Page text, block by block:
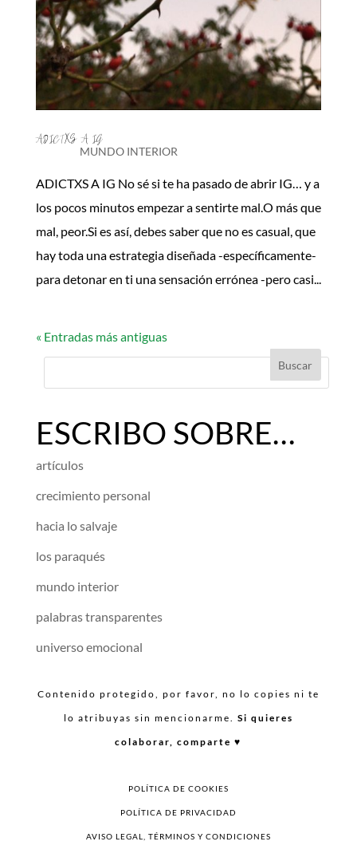
ADICTXS A IG
MUNDO INTERIOR
ADICTXS A IG No sé si te ha pasado de abrir IG… y a
los pocos minutos empezar a sentirte mal.O más que
mal, peor.Si es así, debes saber que no es casual, que
hay toda una estrategia diseñada -específicamente-
para detonar en ti una sensación errónea -pero casi...
« Entradas más antiguas
ESCRIBO SOBRE…
artículos
crecimiento personal
hacia lo salvaje
los paraqués
mundo interior
palabras transparentes
universo emocional
Contenido protegido, por favor, no lo copies ni te
lo atribuyas sin mencionarme. Si quieres
colaborar, comparte ♥︎
POLÍTICA DE COOKIES
POLÍTICA DE PRIVACIDAD
AVISO LEGAL, TÉRMINOS Y CONDICIONES